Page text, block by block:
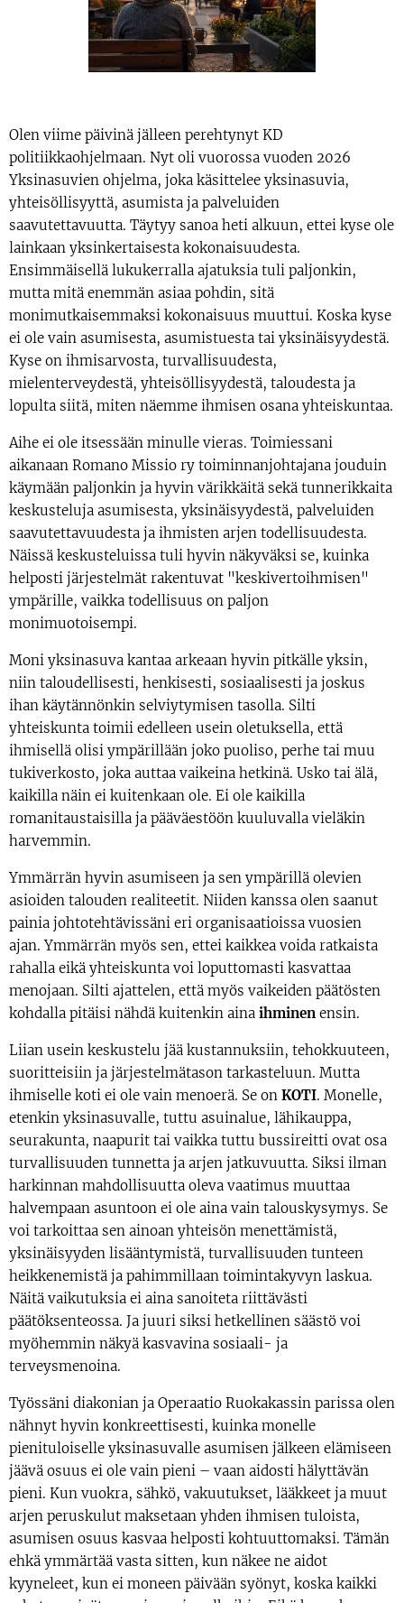
Olen viime päivinä jälleen perehtynyt KD
politiikkaohjelmaan. Nyt oli vuorossa vuoden 2026
Yksinasuvien ohjelma, joka käsittelee yksinasuvia,
yhteisöllisyyttä, asumista ja palveluiden
saavutettavuutta. Täytyy sanoa heti alkuun, ettei kyse ole
lainkaan yksinkertaisesta kokonaisuudesta.
Ensimmäisellä lukukerralla ajatuksia tuli paljonkin,
mutta mitä enemmän asiaa pohdin, sitä
monimutkaisemmaksi kokonaisuus muuttui. Koska kyse
ei ole vain asumisesta, asumistuesta tai yksinäisyydestä.
Kyse on ihmisarvosta, turvallisuudesta,
mielenterveydestä, yhteisöllisyydestä, taloudesta ja
lopulta siitä, miten näemme ihmisen osana yhteiskuntaa.
Aihe ei ole itsessään minulle vieras. Toimiessani
aikanaan Romano Missio ry toiminnanjohtajana jouduin
käymään paljonkin ja hyvin värikkäitä sekä tunnerikkaita
keskusteluja asumisesta, yksinäisyydestä, palveluiden
saavutettavuudesta ja ihmisten arjen todellisuudesta.
Näissä keskusteluissa tuli hyvin näkyväksi se, kuinka
helposti järjestelmät rakentuvat "keskivertoihmisen"
ympärille, vaikka todellisuus on paljon
monimuotoisempi.
Moni yksinasuva kantaa arkeaan hyvin pitkälle yksin,
niin taloudellisesti, henkisesti, sosiaalisesti ja joskus
ihan käytännönkin selviytymisen tasolla. Silti
yhteiskunta toimii edelleen usein oletuksella, että
ihmisellä olisi ympärillään joko puoliso, perhe tai muu
tukiverkosto, joka auttaa vaikeina hetkinä. Usko tai älä,
kaikilla näin ei kuitenkaan ole. Ei ole kaikilla
romanitaustaisilla ja pääväestöön kuuluvalla vieläkin
harvemmin.
Ymmärrän hyvin asumiseen ja sen ympärillä olevien
asioiden talouden realiteetit. Niiden kanssa olen saanut
painia johtotehtävissäni eri organisaatioissa vuosien
ajan. Ymmärrän myös sen, ettei kaikkea voida ratkaista
rahalla eikä yhteiskunta voi loputtomasti kasvattaa
menojaan. Silti ajattelen, että myös vaikeiden päätösten
kohdalla pitäisi nähdä kuitenkin aina ihminen ensin.
Liian usein keskustelu jää kustannuksiin, tehokkuuteen,
suoritteisiin ja järjestelmätason tarkasteluun. Mutta
ihmiselle koti ei ole vain menoerä. Se on KOTI. Monelle,
etenkin yksinasuvalle, tuttu asuinalue, lähikauppa,
seurakunta, naapurit tai vaikka tuttu bussireitti ovat osa
turvallisuuden tunnetta ja arjen jatkuvuutta. Siksi ilman
harkinnan mahdollisuutta oleva vaatimus muuttaa
halvempaan asuntoon ei ole aina vain talouskysymys. Se
voi tarkoittaa sen ainoan yhteisön menettämistä,
yksinäisyyden lisääntymistä, turvallisuuden tunteen
heikkenemistä ja pahimmillaan toimintakyvyn laskua.
Näitä vaikutuksia ei aina sanoiteta riittävästi
päätöksenteossa. Ja juuri siksi hetkellinen säästö voi
myöhemmin näkyä kasvavina sosiaali- ja
terveysmenoina.
Työssäni diakonian ja Operaatio Ruokakassin parissa olen
nähnyt hyvin konkreettisesti, kuinka monelle
pienituloiselle yksinasuvalle asumisen jälkeen elämiseen
jäävä osuus ei ole vain pieni – vaan aidosti hälyttävän
pieni. Kun vuokra, sähkö, vakuutukset, lääkkeet ja muut
arjen peruskulut maksetaan yhden ihmisen tuloista,
asumisen osuus kasvaa helposti kohtuuttomaksi. Tämän
ehkä ymmärtää vasta sitten, kun näkee ne aidot
kyyneleet, kun ei moneen päivään syönyt, koska kaikki